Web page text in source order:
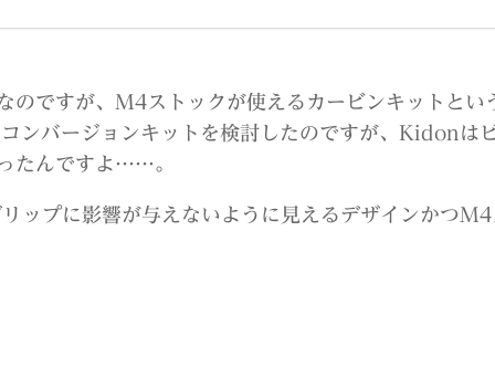
のですが、M4ストックが使えるカービンキットとい
バージョンキットを検討したのですが、Kidonは
たんですよ……。
ップに影響が与えないように見えるデザインかつ